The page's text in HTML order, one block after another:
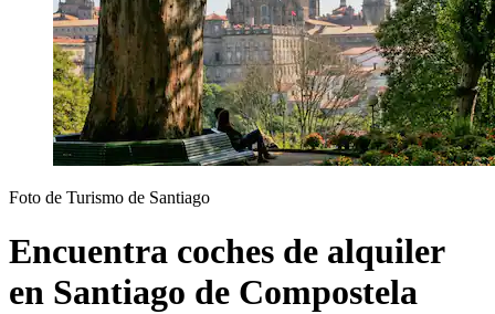
Foto de Turismo de Santiago
Encuentra coches de alquiler
en Santiago de Compostela